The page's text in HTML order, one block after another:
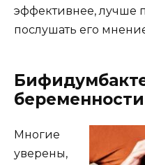
эффективнее, лучше
послушать его
беременности
Многие
уверены,